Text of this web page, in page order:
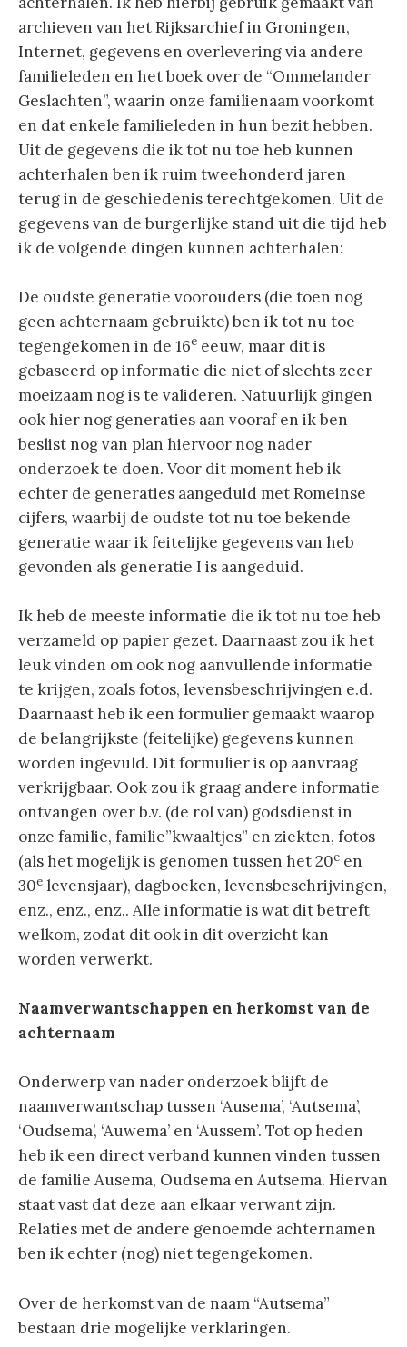
archieven van het Rijksarchief in Groningen,
Internet, gegevens en overlevering via andere
familieleden en het boek over de “Ommelander
Geslachten”, waarin onze familienaam voorkomt
en dat enkele familieleden in hun bezit hebben.
Uit de gegevens die ik tot nu toe heb kunnen
achterhalen ben ik ruim tweehonderd jaren
terug in de geschiedenis terechtgekomen. Uit de
gegevens van de burgerlijke stand uit die tijd heb
ik de volgende dingen kunnen achterhalen:
De oudste generatie voorouders (die toen nog
geen achternaam gebruikte) ben ik tot nu toe
tegengekomen in de 16e eeuw, maar dit is
gebaseerd op informatie die niet of slechts zeer
moeizaam nog is te valideren. Natuurlijk gingen
ook hier nog generaties aan vooraf en ik ben
beslist nog van plan hiervoor nog nader
onderzoek te doen. Voor dit moment heb ik
echter de generaties aangeduid met Romeinse
cijfers, waarbij de oudste tot nu toe bekende
generatie waar ik feitelijke gegevens van heb
gevonden als generatie I is aangeduid.
Ik heb de meeste informatie die ik tot nu toe heb
verzameld op papier gezet. Daarnaast zou ik het
leuk vinden om ook nog aanvullende informatie
te krijgen, zoals fotos, levensbeschrijvingen e.d.
Daarnaast heb ik een formulier gemaakt waarop
de belangrijkste (feitelijke) gegevens kunnen
worden ingevuld. Dit formulier is op aanvraag
verkrijgbaar. Ook zou ik graag andere informatie
ontvangen over b.v. (de rol van) godsdienst in
onze familie, familie”kwaaltjes” en ziekten, fotos
(als het mogelijk is genomen tussen het 20e en
30e levensjaar), dagboeken, levensbeschrijvingen,
enz., enz., enz.. Alle informatie is wat dit betreft
welkom, zodat dit ook in dit overzicht kan
worden verwerkt.
Naamverwantschappen en herkomst van de
achternaam
Onderwerp van nader onderzoek blijft de
naamverwantschap tussen ‘Ausema’, ‘Autsema’,
‘Oudsema’, ‘Auwema’ en ‘Aussem’. Tot op heden
heb ik een direct verband kunnen vinden tussen
de familie Ausema, Oudsema en Autsema. Hiervan
staat vast dat deze aan elkaar verwant zijn.
Relaties met de andere genoemde achternamen
ben ik echter (nog) niet tegengekomen.
Over de herkomst van de naam “Autsema”
bestaan drie mogelijke verklaringen.